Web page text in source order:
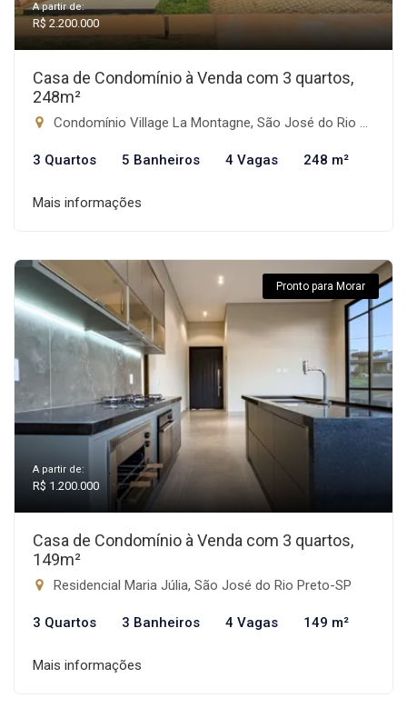
A partir de:
R$ 2.200.000
Casa de Condomínio à Venda com 3 quartos,
248m²
Condomínio Village La Montagne, São José do Rio Preto-SP
3 Quartos 5 Banheiros 4 Vagas 248 m²
Mais informações
Pronto para Morar
A partir de:
R$ 1.200.000
Casa de Condomínio à Venda com 3 quartos,
149m²
Residencial Maria Júlia, São José do Rio Preto-SP
3 Quartos 3 Banheiros 4 Vagas 149 m²
Mais informações